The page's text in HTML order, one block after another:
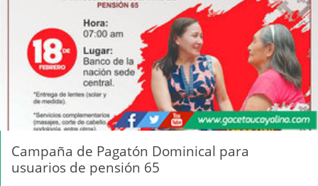
Campaña de Pagatón Dominical para
usuarios de pensión 65